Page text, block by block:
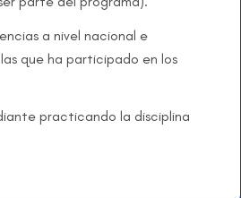
a nivel nacional e
que ha participado en los
practicando la disciplina